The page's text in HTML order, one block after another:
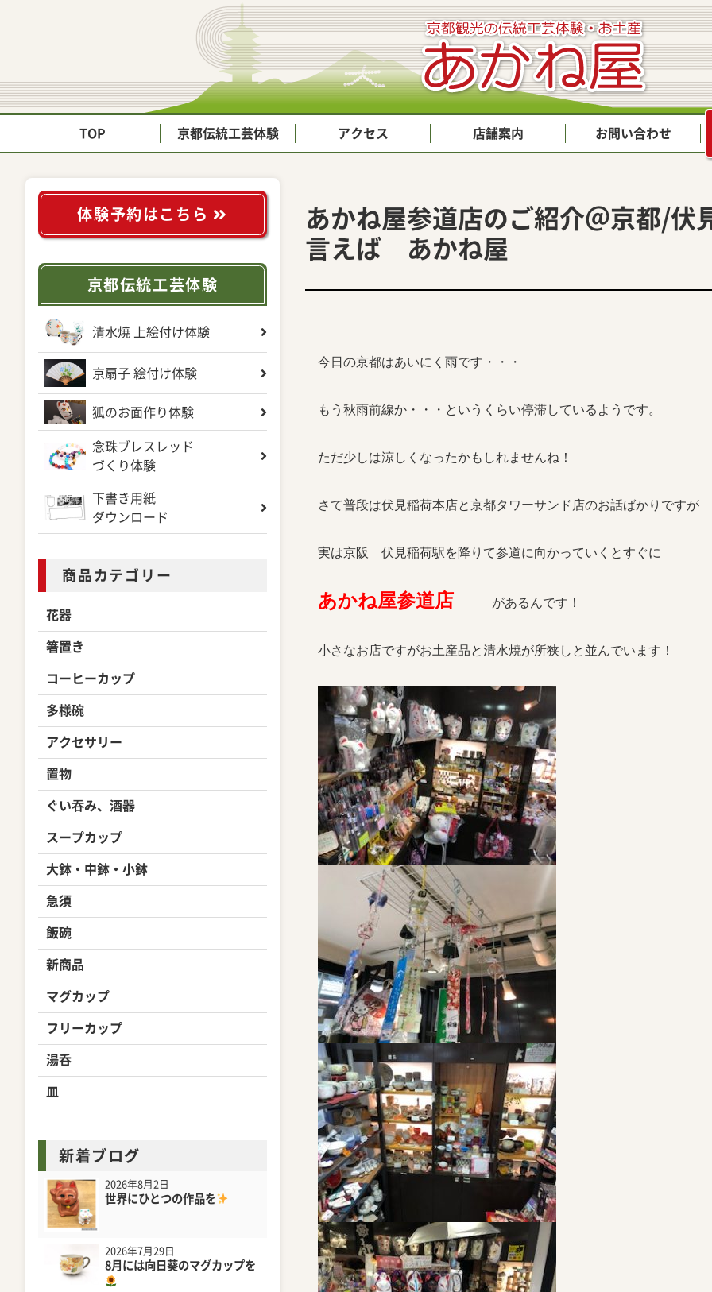
TOP 京都伝統工芸体験 アクセス 店舗案内 お問い合わせ
体験予約はこちら
京都伝統工芸体験
清水焼 上絵付け体験
京扇子 絵付け体験
狐のお面作り体験
念珠ブレスレッド
づくり体験
下書き用紙
ダウンロード
商品カテゴリー
花器
箸置き
コーヒーカップ
多様碗
アクセサリー
置物
ぐい吞み、酒器
スープカップ
大鉢・中鉢・小鉢
急須
飯碗
新商品
マグカップ
フリーカップ
湯呑
皿
新着ブログ
2026年8月2日
世界にひとつの作品を
2026年7月29日
8月には向日葵のマグカップを
あかね屋参道店のご紹介＠京都/
言えば あかね屋
今日の京都はあいにく雨です・・・
もう秋雨前線か・・・というくらい停滞しているようです。
ただ少しは涼しくなったかもしれませんね！
さて普段は伏見稲荷本店と京都タワーサンド店のお話ばかりですが
実は京阪 伏見稲荷駅を降りて参道に向かっていくとすぐに
あかね屋参道店 があるんです！
小さなお店ですがお土産品と清水焼が所狭しと並んでいます！